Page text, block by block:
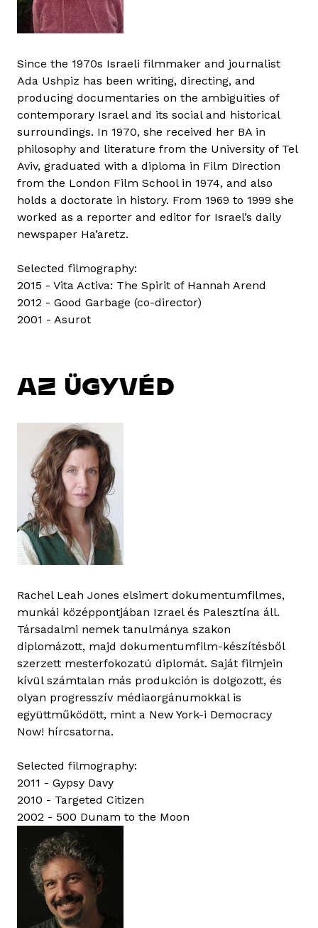
Since the 1970s Israeli filmmaker and journalist
Ada Ushpiz has been writing, directing, and
producing documentaries on the ambiguities of
contemporary Israel and its social and historical
surroundings. In 1970, she received her BA in
philosophy and literature from the University of Tel
Aviv, graduated with a diploma in Film Direction
from the London Film School in 1974, and also
holds a doctorate in history. From 1969 to 1999 she
worked as a reporter and editor for Israel’s daily
newspaper Ha’aretz.
Selected filmography:
2015 - Vita Activa: The Spirit of Hannah Arend
2012 - Good Garbage (co-director)
2001 - Asurot
AZ ÜGYVÉD
Rachel Leah Jones elsimert dokumentumfilmes,
munkái középpontjában Izrael és Palesztína áll.
Társadalmi nemek tanulmánya szakon
diplomázott, majd dokumentumfilm-készítésből
szerzett mesterfokozatú diplomát. Saját filmjein
kívül számtalan más produkción is dolgozott, és
olyan progresszív médiaorgánumokkal is
együttműködött, mint a New York-i Democracy
Now! hírcsatorna.
Selected filmography:
2011 - Gypsy Davy
2010 - Targeted Citizen
2002 - 500 Dunam to the Moon